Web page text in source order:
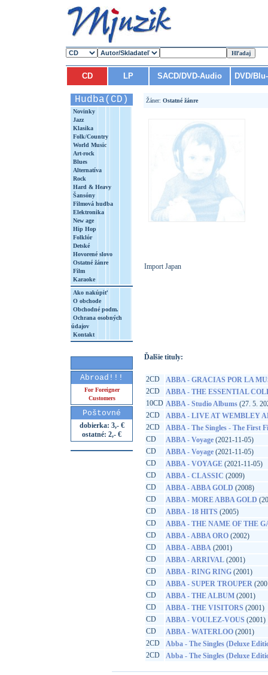
CD LP SACD/DVD-Audio DVD/
Hudba(CD)
Novinky
Jazz
Klasika
Folk/Country
World Music
Art-rock
Blues
Alternatíva
Rock
Hard & Heavy
Šansóny
Filmová hudba
Elektronika
New age
Hip Hop
Folklór
Detské
Hovorené slovo
Ostatné žánre
Film
Karaoke
Ako nakúpiť
O obchode
Obchodné podm.
Ochrana osobných
údajov
Kontakt
Abroad!!!
For Foreigner
Customers
Poštovné
dobierka: 3,- €
ostatné: 2,- €
Žáner: Ostatné žánre
Import Japan
Ďalšie tituly:
2CD
ABBA - GRACIAS POR LA
2CD
ABBA - THE ESSENTIAL
10CD ABBA - Studio Albums (27. 5.
2CD
ABBA - LIVE AT WEMBLEY
2CD
ABBA - The Singles - The First
CD
ABBA - Voyage (2021-11-05)
CD
ABBA - Voyage (2021-11-05)
CD
ABBA - VOYAGE (2021-11-05)
CD
ABBA - CLASSIC (2009)
CD
ABBA - ABBA GOLD (2008)
CD
ABBA - MORE ABBA GOLD
CD
ABBA - 18 HITS (2005)
CD
ABBA - THE NAME OF THE
CD
ABBA - ABBA ORO (2002)
CD
ABBA - ABBA (2001)
CD
ABBA - ARRIVAL (2001)
CD
ABBA - RING RING (2001)
CD
ABBA - SUPER TROUPER
CD
ABBA - THE ALBUM (2001)
CD
ABBA - THE VISITORS (2001)
CD
ABBA - VOULEZ-VOUS (2001)
CD
ABBA - WATERLOO (2001)
2CD
Abba - The Singles (Deluxe
2CD
Abba - The Singles (Deluxe